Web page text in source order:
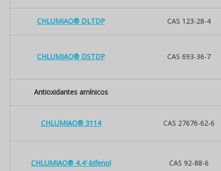
CHLUMIAO® DLTDP CAS 123-28-4
CHLUMIAO® DSTDP CAS 693-36-7
Antioxidantes amínicos
CHLUMIAO® 3114 CAS 27676-62-6
CHLUMIAO® 4,4′-bifenol CAS 92-88-6